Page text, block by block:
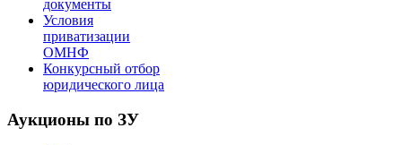
документы
Условия
приватизации
ОМНФ
Конкурсный отбор
юридического лица
Аукционы по ЗУ